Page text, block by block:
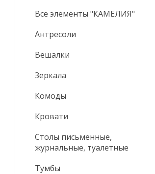
Все элементы "КАМЕЛИЯ"
Антресоли
Вешалки
Зеркала
Комоды
Кровати
Столы письменные,
журнальные, туалетные
Тумбы